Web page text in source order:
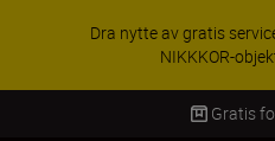
Dra nytte av gratis
NIKKKOR-
Gratis